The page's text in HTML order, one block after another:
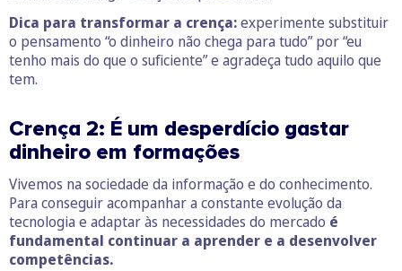
Dica para transformar a crença:experimente substituir
o pensamento “o dinheiro não chega para tudo” por “eu
tenho mais do que o suficiente” e agradeça tudo aquilo que
tem.
Crença 2: É um desperdício gastar
dinheiro em formações
Vivemos na sociedade da informação e do conhecimento.
Para conseguir acompanhar a constante evolução da
tecnologia e adaptar às necessidades do mercado é
fundamental continuar a aprender e a desenvolver
competências.